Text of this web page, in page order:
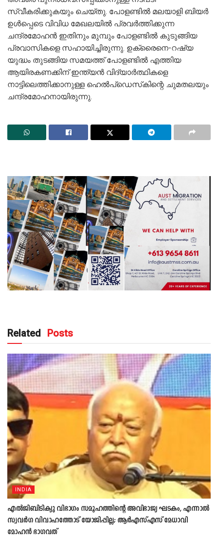
സ്വീകരിക്കുകയും ചെയ്തു. പോളണ്ടിൽ മലയാളി ബിയർ
ഉൾപ്പെടെ വിവിധ മേഖലയിൽ പ്രവർത്തിക്കുന്ന
ചന്ദ്രമോഹൻ ഇതിനും മുമ്പും പോളണ്ടിൽ കുടുങ്ങിയ
പ്രവാസികളെ സഹായിച്ചിരുന്നു. ഉക്രൈനെ-റഷ്യ
യുദ്ധം തുടങ്ങിയ സമയത്ത് പോളണ്ടിൽ എത്തിയ
ആയിരകണക്കിന് ഇന്ത്യൻ വിദ്യാർത്ഥികളെ
നാട്ടിലെത്തിക്കാനുള്ള ഹെൽപ്‌ഡെസ്‌കിന്റെ ചുമതലയും
ചന്ദ്രമോഹനായിരുന്നു.
Related Posts
INDIA
എൽജിബിടിക്യു വിഭാഗം സമൂഹത്തിന്റെ അവിഭാജ്യ ഘടകം, എന്നാൽ
സ്വവർഗ വിവാഹത്തോട് യോജിപ്പില്ല; ആർഎസ്എസ് മേധാവി
മോഹൻ ഭാഗവത്